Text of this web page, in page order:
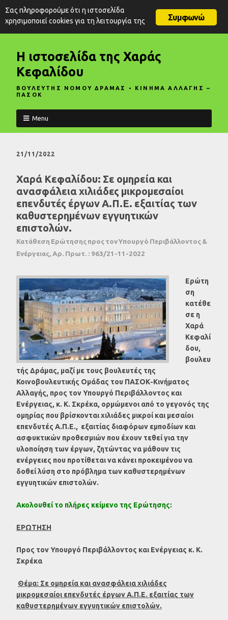
Η ιστοσελίδα της Χαράς
Κεφαλίδου
ΒΟΥΛΕΥΤΗΣ ΝΟΜΟΥ ΔΡΑΜΑΣ • ΚΙΝΗΜΑ ΑΛΛΑΓΗΣ –
ΠΑΣΟΚ
Menu
21/11/2022
Χαρά Κεφαλίδου: Σε ομηρεία και
ανασφάλεια χιλιάδες μικρομεσαίοι
επενδυτές έργων Α.Π.Ε. εξαιτίας των
καθυστερημένων εγγυητικών
επιστολών.
Κατάθεση Ερώτησης προς τον Υπουργό Περιβάλλοντος &
Ενέργειας, Αρ. Πρωτ. : 963/21-11-2022
Ερώτη
ση
κατέθε
σε η
Χαρά
Κεφαλί
δου,
βουλευ
τής Δράμας, μαζί με τους βουλευτές της
Κοινοβουλευτικής Ομάδας του ΠΑΣΟΚ-Κινήματος
Αλλαγής, προς τον Υπουργό Περιβάλλοντος και
Ενέργειας, κ. Κ. Σκρέκα, ορμώμενοι από το γεγονός της
ομηρίας που βρίσκονται χιλιάδες μικροί και μεσαίοι
επενδυτές Α.Π.Ε., εξαιτίας διαφόρων εμποδίων και
ασφυκτικών προθεσμιών που έχουν τεθεί για την
υλοποίηση των έργων, ζητώντας να μάθουν τις
ενέργειες που προτίθεται να κάνει προκειμένου να
δοθεί λύση στο πρόβλημα των καθυστερημένων
εγγυητικών επιστολών.
Ακολουθεί το πλήρες κείμενο της Ερώτησης:
ΕΡΩΤΗΣΗ
Προς τον Υπουργό Περιβάλλοντος και Ενέργειας κ. Κ.
Σκρέκα
Θέμα: Σε ομηρεία και ανασφάλεια χιλιάδες
μικρομεσαίοι επενδυτές έργων Α.Π.Ε. εξαιτίας των
καθυστερημένων εγγυητικών επιστολών.
Συμφωνώ
Σας πληροφορούμε ότι η ιστοσελίδα
χρησιμοποιεί cookies για τη λειτουργία της